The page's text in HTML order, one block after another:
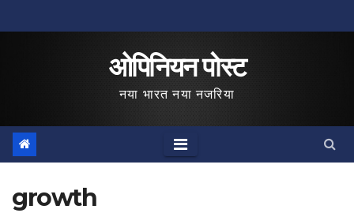
to
ओपिनियन पोस्ट
नया भारत नया नजरिया
growth